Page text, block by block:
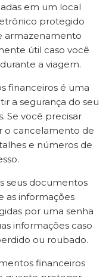
em um local
protegido
armazenamento
útil caso você
a viagem.
financeiros é uma
a segurança do seu
Se você precisar
o cancelamento de
e números de
seus documentos
as informações
por uma senha
informações caso
ou roubado.
financeiros